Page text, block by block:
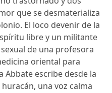
que se desmaterializa
El loco devenir de la
libre y un militante
de una profesora
oriental para
Abbate escribe desde la
una voz calma